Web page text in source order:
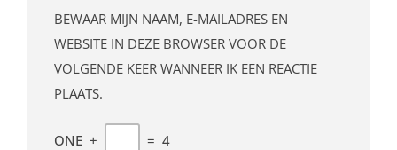
BEWAAR MIJN NAAM, E-MAILADRES EN
WEBSITE IN DEZE BROWSER VOOR DE
VOLGENDE KEER WANNEER IK EEN REACTIE
PLAATS.
ONE + = 4